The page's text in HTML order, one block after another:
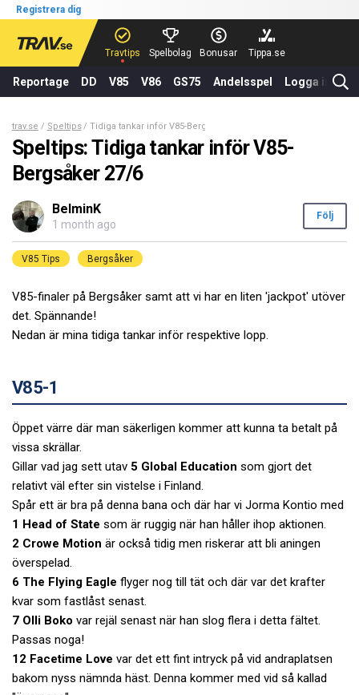
Registrera dig
Travtips Spelbolag Bonusar Tippa.se
Reportage DD V85 V86 GS75 Andelsspel Logga in
trav.se Speltips Tidiga tankar inför V85-Bergsåker 27/6
Speltips: Tidiga tankar inför V85-
Bergsåker 27/6
BelminK
1 month ago
Följ
V85 Tips Bergsåker
V85-finaler på Bergsåker samt att vi har en liten 'jackpot' utöver
det. Spännande!
Nedan är mina tidiga tankar inför respektive lopp.
V85-1
Öppet värre där man säkerligen kommer att kunna ta betalt på
vissa skrällar.
Gillar vad jag sett utav 5 Global Education som gjort det
relativt väl efter sin vistelse i Finland.
Spår ett är bra på denna bana och där har vi Jorma Kontio med
1 Head of State som är ruggig när han håller ihop aktionen.
2 Crowe Motion är också tidig men riskerar att bli aningen
överspelad.
6 The Flying Eagle flyger nog till tät och där var det krafter
kvar som fastlåst senast.
7 Olli Boko var rejäl senast när han slog flera i detta fältet.
Passas noga!
12 Facetime Love var det ett fint intryck på vid andraplatsen
bakom nyss nämnda häst. Denna kommer med vid så kallad